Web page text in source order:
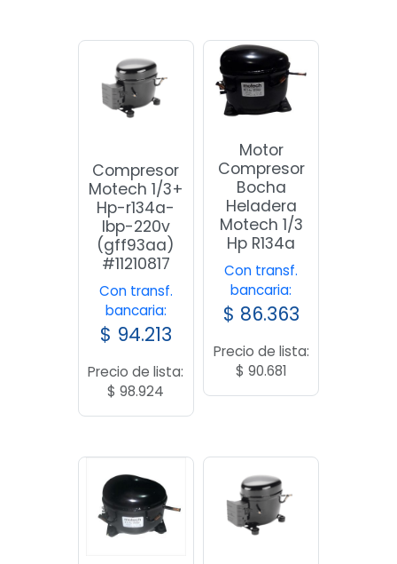
Compresor
Motech 1/3+
Hp-r134a-
lbp-220v
(gff93aa)
#11210817
Con transf.
bancaria:
$ 94.213
Precio de lista:
$ 98.924
Motor
Compresor
Bocha
Heladera
Motech 1/3
Hp R134a
Con transf.
bancaria:
$ 86.363
Precio de lista:
$ 90.681